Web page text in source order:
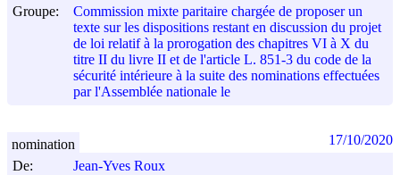
Groupe:
Commission mixte paritaire chargée de proposer un
texte sur les dispositions restant en discussion du projet
de loi relatif à la prorogation des chapitres VI à X du
titre II du livre II et de l'article L. 851-3 du code de la
sécurité intérieure à la suite des nominations effectuées
par l'Assemblée nationale le
De:
Jean-Yves Roux
nomination 17/10/2020